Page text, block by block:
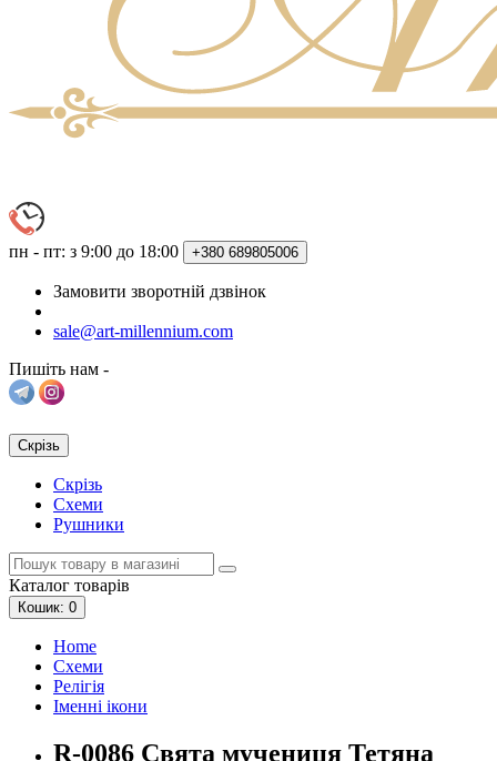
пн - пт: з 9:00 до 18:00 +380 689805006
Замовити зворотній дзвінок
sale@art-millennium.com
Пишіть нам -
Скрізь
Скрізь
Схеми
Рушники
Каталог товарів
Кошик: 0
Home
Схеми
Релігія
Іменні ікони
R-0086 Свята мучениця Тетяна